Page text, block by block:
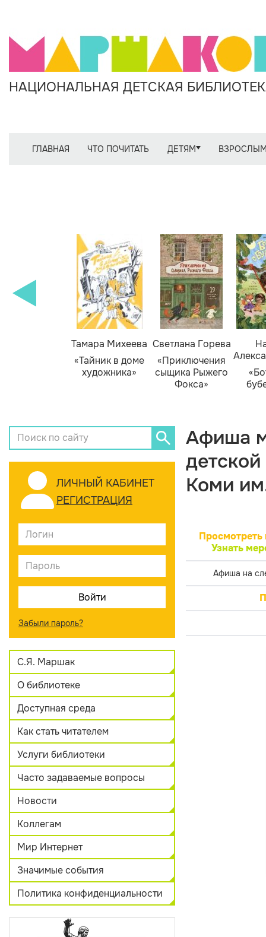
НАЦИОНАЛЬНАЯ ДЕТСКАЯ
ГЛАВНАЯ ЧТО ПОЧИТАТЬ ДЕТЯМ
Тамара Михеева
«Тайник в доме
художника»
Светлана Горева
«Приключения
сыщика Рыжего
Фокса»
ЛИЧНЫЙ КАБИНЕТ
РЕГИСТРАЦИЯ
Забыли пароль?
С.Я. Маршак
О библиотеке
Доступная среда
Как стать читателем
Услуги библиотеки
Часто задаваемые вопросы
Новости
Коллегам
Мир Интернет
Значимые события
Политика конфиденциальности
Афиша
Коми
Просмотреть
Узнать
Афиша на